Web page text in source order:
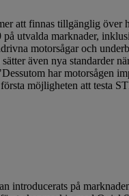
att finnas tillgänglig över
utvalda marknader,
motorsågar och
även nya standarder
har motorsågen
möjligheten att testa
introducerats på